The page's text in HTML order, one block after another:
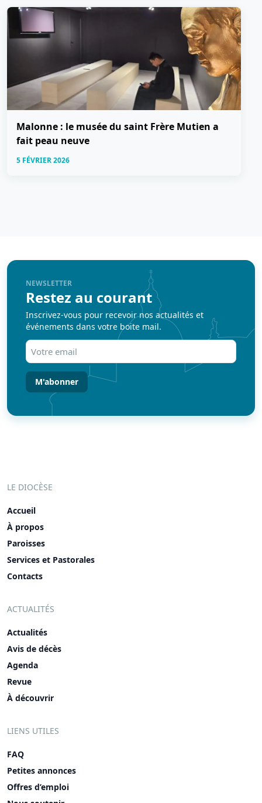
Malonne : le musée du saint Frère Mutien a
fait peau neuve
5 FÉVRIER 2026
NEWSLETTER
Restez au courant
Inscrivez-vous pour recevoir nos actualités et
événements dans votre boite mail.
Votre
email
(Nécessaire)
LE DIOCÈSE
Accueil
À propos
Paroisses
Services et Pastorales
Contacts
ACTUALITÉS
Actualités
Avis de décès
Agenda
Revue
À découvrir
LIENS UTILES
FAQ
Petites annonces
Offres d’emploi